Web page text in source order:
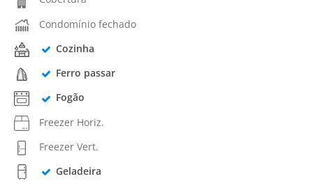
Condomínio fechado
Cozinha
Ferro passar
Fogão
Freezer Horiz.
Freezer Vert.
Geladeira